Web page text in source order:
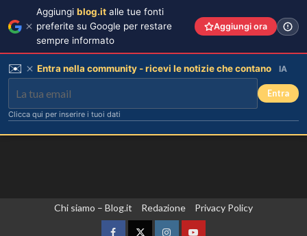
Chi siamo – Blog.it Redazione Privacy Policy
Alvaro Morata e Alice Campello:
riconciliazione celebrata con il
Aggiungi blog.it alle tue fonti
preferite su Google per restare
sempre informato
Aggiungi ora
✉️ Entra nella community - ricevi le notizie che contano IA
Entra
Clicca qui per inserire i tuoi dati